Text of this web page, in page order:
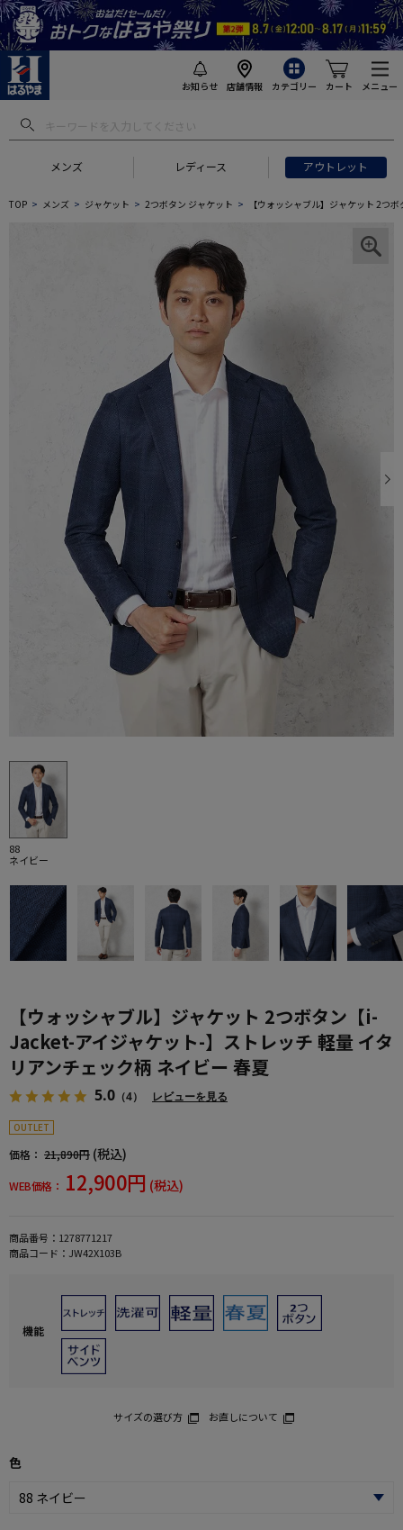
お知らせ 店舗情報 カテゴリー カート メニュー
メンズ レディース アウトレット
TOP メンズ ジャケット 2つボタン ジャケット 【ウォッシャブル】ジャケット 2つ
88
ネイビー
【ウォッシャブル】ジャケット 2つボタン【i-
Jacket-アイジャケット-】ストレッチ 軽量 イタ
リアンチェック柄 ネイビー 春夏
5.0 （4） レビューを見る
OUTLET
価格： 21,890円 (税込)
WEB価格： 12,900円 (税込)
商品番号： 1278771217
商品コード： JW42X103B
機能
サイズの選び方 お直しについて
色